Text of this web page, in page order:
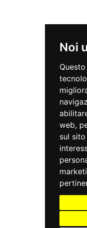
Noi
web,
sul